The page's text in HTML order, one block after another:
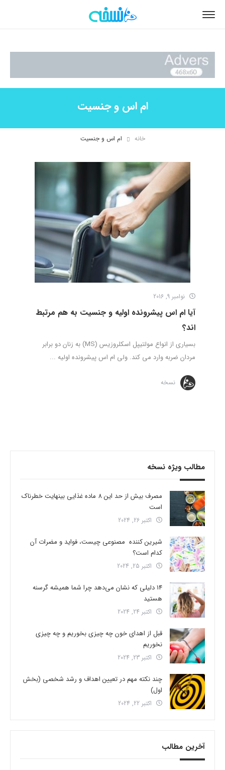
ام اس و جنسیت
خانه ام اس و جنسیت
نوامبر 9, 2016
آیا ام اس پیشرونده اولیه و جنسیت به هم مرتبط
اند؟
بسیاری از انواع مولتیپل اسکلروزیس (MS) به زنان دو برابر
مردان ضربه وارد می کند. ولی ام اس پیشرونده اولیه ...
نسخه
مطالب ویژه نسخه
مصرف بیش از حد این 8 ماده غذایی بینهایت خطرناک
است
اکتبر 26, 2024
شیرین کننده مصنوعی چیست، فواید و مضرات آن
کدام است؟
اکتبر 25, 2024
14 دلیلی که نشان می‌دهد چرا شما همیشه گرسنه
هستید
اکتبر 24, 2024
قبل از اهدای خون چه چیزی بخوریم و چه چیزی
نخوریم
اکتبر 23, 2024
چند نکته مهم در تعیین اهداف و رشد شخصی (بخش
اول)
اکتبر 22, 2024
آخرین مطالب